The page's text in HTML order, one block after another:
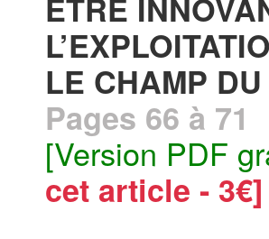
ÊTRE
LE CHAMP
Pages 66 à 71
[Version PDF
cet article - 3€]